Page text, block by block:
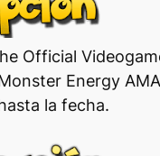
Official
Energy
la fecha.